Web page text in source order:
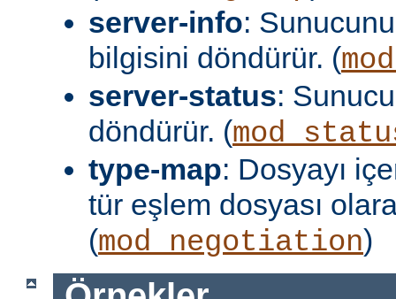
server-info:
bilgisini döndürür. (
server-status:
döndürür. (
type-map: Dosyayı
tür eşlem dosyası
(mod_negotiation)